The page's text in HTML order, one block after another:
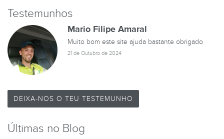
Testemunhos
Mario Filipe Amaral
Muito bom este site ajuda bastante obrigado
21 de Outubro de 2024
DEIXA-NOS O TEU TESTEMUNHO
Últimas no Blog